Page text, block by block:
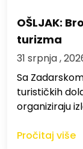
OŠLJAK:
turizma
31 srpnja ,
Sa
turističkih
organiziraju
Pročitaj više